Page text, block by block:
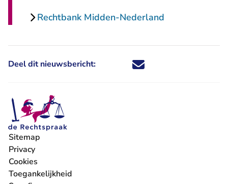
Rechtbank Midden-Nederland
Deel dit nieuwsbericht: Deel dit nieuwsbericht via X -
Deel dit nieuwsbericht via
Deel dit nieuwsbericht
Deel dit
Sitemap
Privacy
Cookies
Toegankelijkheid